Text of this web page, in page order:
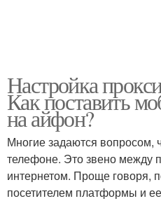
Настройка
Как поставить
на айфон?
Многие задаются вопросом,
телефоне. Это звено между
интернетом. Проще говоря,
посетителем платформы и